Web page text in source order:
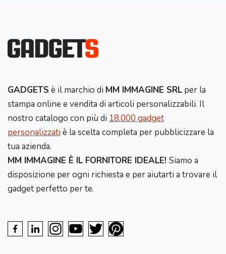
GADGETS è il marchio di MM IMMAGINE SRL per la
stampa online e vendita di articoli personalizzabili. Il
nostro catalogo con più di 18.000 gadget
personalizzatiè la scelta completa per pubblicizzare la
tua azienda.
MM IMMAGINE È IL FORNITORE IDEALE! Siamo a
disposizione per ogni richiesta e per aiutarti a trovare il
gadget perfetto per te.